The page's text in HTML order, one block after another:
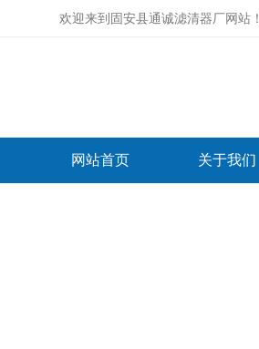
欢迎来到 固安县通诚滤清器厂网站 ！
网站首页 关于我们